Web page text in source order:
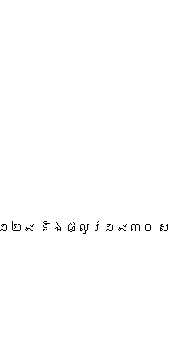
២៩ និងផ្លូវ១៩៣០ ស